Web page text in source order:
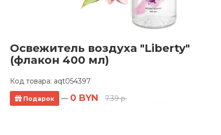
Освежитель воздуха "Liberty"
(флакон 400 мл)
Код товара: aqt054397
Подарок — 0 BYN 7.39 р.
Полотенцесушитель водяной
Ростела Мини 600/3 1/2" белый